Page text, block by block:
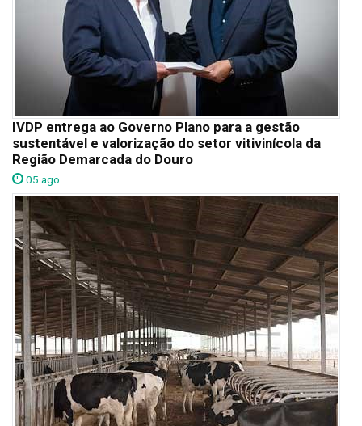
IVDP entrega ao Governo Plano para a gestão
sustentável e valorização do setor vitivinícola da
Região Demarcada do Douro
05 ago